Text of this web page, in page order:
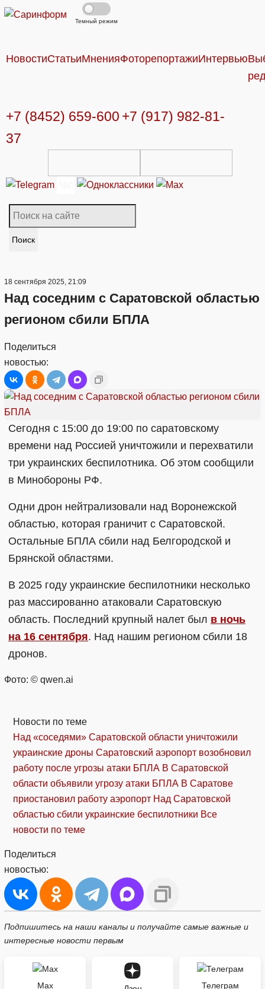
Темный режим
НовостиСтатьиМненияФоторепортажиИнтервью
+7 (8452) 659-600 +7 (917) 982-81-
37
Поиск
18 сентября 2025, 21:09
Над соседним с Саратовской областью
регионом сбили БПЛА
Поделиться
новостью:
Сегодня с 15:00 до 19:00 по саратовскому
времени над Россией уничтожили и перехватили
три украинских беспилотника. Об этом сообщили
в Минобороны РФ.
Одни дрон нейтрализовали над Воронежской
областью, которая граничит с Саратовской.
Остальные БПЛА сбили над Белгородской и
Брянской областями.
В 2025 году украинские беспилотники несколько
раз массированно атаковали Саратовскую
область. Последний крупный налет был в ночь
на 16 сентября. Над нашим регионом сбили 18
дронов.
Фото: © qwen.ai
Новости по теме
Над «соседями» Саратовской области уничтожили
украинские дроны Саратовский аэропорт возобновил
работу после угрозы атаки БПЛА В Саратовской
области объявили угрозу атаки БПЛА В Саратове
приостановил работу аэропорт Над Саратовской
областью сбили украинские беспилотники Все
новости по теме
Поделиться
новостью:
Подпишитесь на наши каналы и получайте самые важные и
интересные новости первым
Max Телеграм